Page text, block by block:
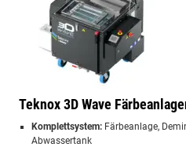
Teknox 3D Wave
Komplettsystem: Färbeanlage,
Abwassertank